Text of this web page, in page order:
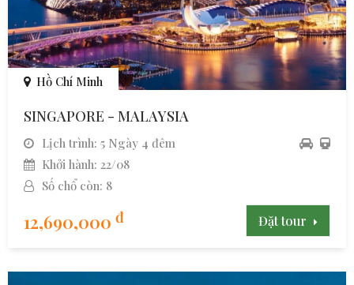
Hồ Chí Minh
SINGAPORE - MALAYSIA
Lịch trình: 5 Ngày 4 đêm
Khởi hành: 22/08
Số chổ còn: 8
12,690,000 đ Đặt tour